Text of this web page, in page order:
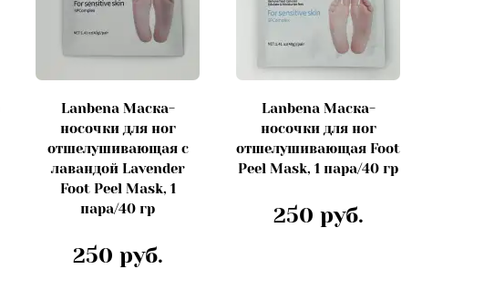
Lanbena Маска-
носочки для ног
отшелушивающая с
лавандой Lavender
Foot Peel Mask, 1
пара/40 гр
250 руб.
Lanbena Маска-
носочки для ног
отшелушивающая Foot
Peel Mask, 1 пара/40 гр
250 руб.